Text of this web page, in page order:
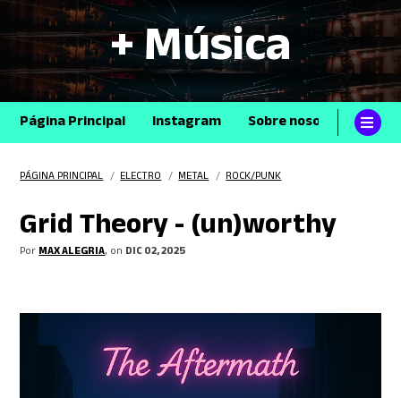
+ Música
Página Principal Instagram Sobre nosotros
PÁGINA PRINCIPAL /ELECTRO /METAL /ROCK/PUNK
Grid Theory - (un)worthy
PorMAX ALEGRIA, on DIC 02, 2025